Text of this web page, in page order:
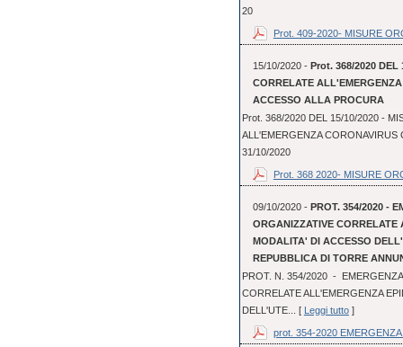
20
Prot. 409-2020- MISURE
15/10/2020 - Prot. 368/2020 DEL
CORRELATE
ACCESSO ALLA PROCURA
Prot. 368/2020 DEL 15/10/2020 -
ALL'EMERGENZA
31/10/2020
Prot. 368 2020- MISURE
09/10/2020 - PROT. 354/2020 -
ORGANIZZATIVE
MODALITA' DI ACCESSO
REPUBBLICA DI TORRE
PROT. N. 354/2020 -
CORRELATE ALL'EMERGENZA
DELL'UTE... [ Leggi tutto]
prot. 354-2020